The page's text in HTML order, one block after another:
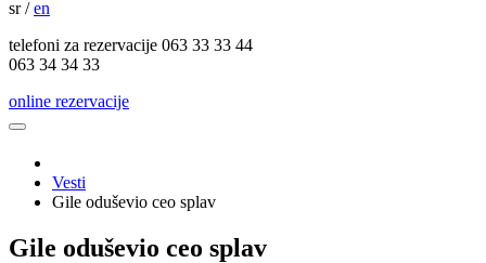
sr / en
telefoni za rezervacije 063 33 33 44
063 34 34 33
online rezervacije
Vesti
Gile oduševio ceo splav
Gile oduševio ceo splav